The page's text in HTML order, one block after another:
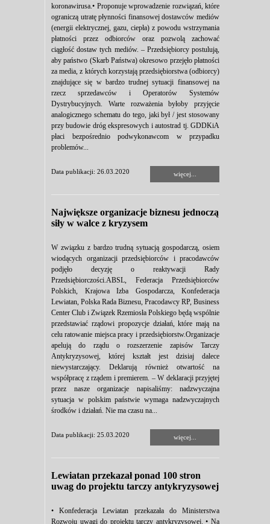
koronawirusa.• Proponuje wprowadzenie rozwiązań, które
ograniczą utratę płynności finansowej dostawców mediów
(energii elektrycznej, gazu, ciepła) z powodu wstrzymania
płatności przez odbiorców oraz pozwolą zachować
ciągłość dostaw tych mediów. – Przedsiębiorcy postulują,
aby państwo (Skarb Państwa) okresowo przejęło płatności
za media, z których korzystają przedsiębiorstwa (odbiorcy)
znajdujące się w bardzo trudnej sytuacji finansowej na
rzecz sprzedawców i Operatorów Systemów
Dystrybucyjnych. Warte rozważenia byłoby przyjęcie
analogicznego schematu do tego, jaki był / jest stosowany
przy budowie dróg ekspresowych i autostrad tj. GDDKiA
płaci bezpośrednio podwykonawcom w przypadku
problemów...
Data publikacji: 26.03.2020 więcej...
Największe organizacje biznesu jednoczą
siły w walce z kryzysem
W związku z bardzo trudną sytuacją gospodarczą, osiem
wiodących organizacji przedsiębiorców i pracodawców
podjęło decyzję o reaktywacji Rady
Przedsiębiorczości.ABSL, Federacja Przedsiębiorców
Polskich, Krajowa Izba Gospodarcza, Konfederacja
Lewiatan, Polska Rada Biznesu, Pracodawcy RP, Business
Center Club i Związek Rzemiosła Polskiego będą wspólnie
przedstawiać rządowi propozycje działań, które mają na
celu ratowanie miejsca pracy i przedsiębiorstw.Organizacje
apelują do rządu o rozszerzenie zapisów Tarczy
Antykryzysowej, której kształt jest dzisiaj dalece
niewystarczający. Deklarują również otwartość na
współpracę z rządem i premierem. – W deklaracji przyjętej
przez nasze organizacje napisaliśmy: nadzwyczajna
sytuacja w polskim państwie wymaga nadzwyczajnych
środków i działań. Nie ma czasu na...
Data publikacji: 25.03.2020 więcej...
Lewiatan przekazał ponad 100 stron
uwag do projektu tarczy antykryzysowej
• Konfederacja Lewiatan przekazała do Ministerstwa
Rozwoju uwagi do projektu tarczy antykryzysowej. • Na